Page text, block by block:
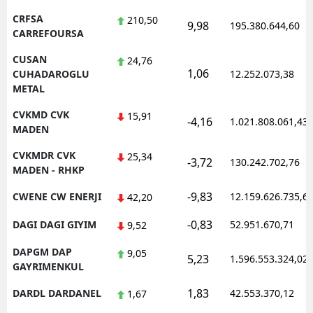
CRFSA
CARREFOURSA
210,50 9,98 195.380.644,60
CUSAN
CUHADAROGLU
METAL
24,76
1,06 12.252.073,38
CVKMD CVK
MADEN
15,91 -4,16 1.021.808.061,43
CVKMDR CVK
MADEN - RHKP
25,34 -3,72 130.242.702,76
CWENE CW ENERJI 42,20 -9,83 12.159.626.735,62
DAGI DAGI GIYIM 9,52 -0,83 52.951.670,71
DAPGM DAP
GAYRIMENKUL
9,05 5,23 1.596.553.324,02
DARDL DARDANEL 1,67 1,83 42.553.370,12